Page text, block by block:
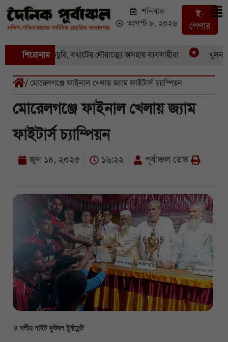
শনিবার
আগস্ট ৮, ২০২৬
ই-
পেপার
শিরোনাম
পর একচুরি, বখাটের দৌরাত্ম্যে অসহায় ব্যবসায়ীরা খুলনার
/ মোরেলগঞ্জে ফাইনাল খেলায় জ্যাম ফাইটার্স চ্যাম্পিয়ন
মোরেলগঞ্জে ফাইনাল খেলায় জ্যাম
ফাইটার্স চ্যাম্পিয়ন
জুন ১৪, ২০২৫ ১৬:২২ পূর্বাঞ্চল ডেস্ক
৪ দলীয় নাইট ফুটবল টুর্নামেন্ট